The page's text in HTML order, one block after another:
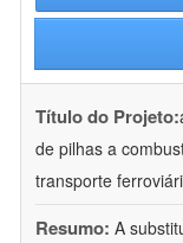
Título do Projeto:
de pilhas a
transporte
Resumo: A